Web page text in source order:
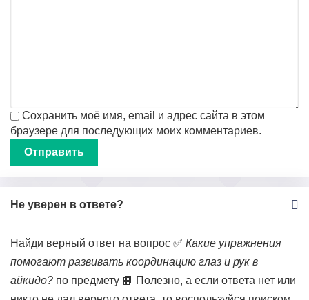
Сохранить моё имя, email и адрес сайта в этом
браузере для последующих моих комментариев.
Не уверен в ответе?
Найди верный ответ на вопрос ✅ Какие упражнения
помогают развивать координацию глаз и рук в
айкидо? по предмету 📙 Полезно, а если ответа нет или